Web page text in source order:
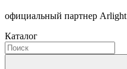
официальный партнер Arlight
Каталог